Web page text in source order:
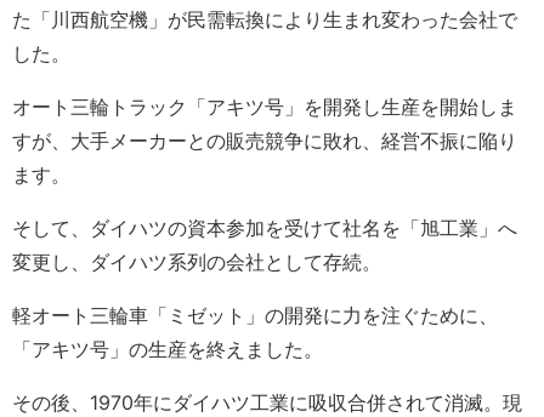
た「川西航空機」が民需転換により生まれ変わった会社で
した。
オート三輪トラック「アキツ号」を開発し生産を開始しま
すが、大手メーカーとの販売競争に敗れ、経営不振に陥り
ます。
そして、ダイハツの資本参加を受けて社名を「旭工業」へ
変更し、ダイハツ系列の会社として存続。
軽オート三輪車「ミゼット」の開発に力を注ぐために、
「アキツ号」の生産を終えました。
その後、1970年にダイハツ工業に吸収合併されて消滅。現